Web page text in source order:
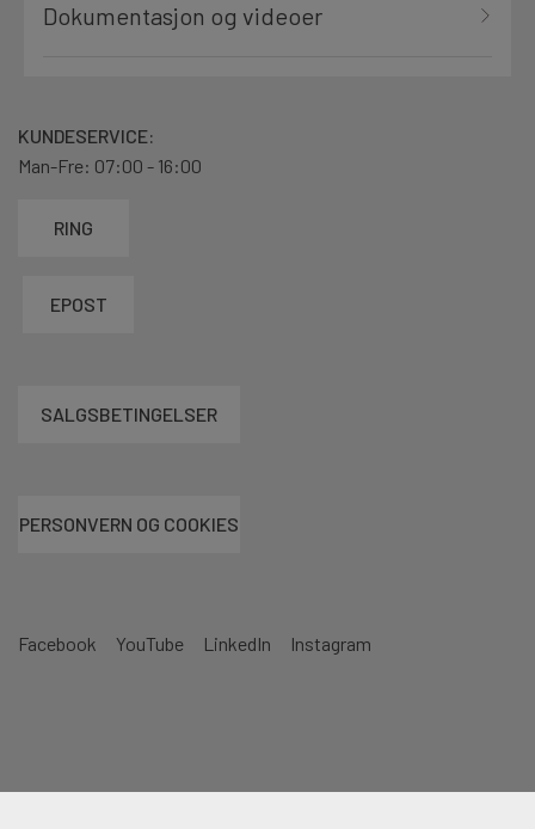
Dokumentasjon og videoer
Facebook YouTube LinkedIn Instagram
KUNDESERVICE:
Man-Fre: 07:00 - 16:00
RING
EPOST
SALGSBETINGELSER
PERSONVERN OG COOKIES